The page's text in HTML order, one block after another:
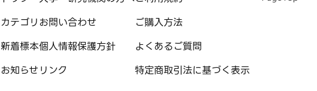
カテゴリ
新着標本
お知らせ
お問い合わせ
個人情報保護方針
リンク
ご購入方法
よくあるご質問
特定商取引法に基づく表示